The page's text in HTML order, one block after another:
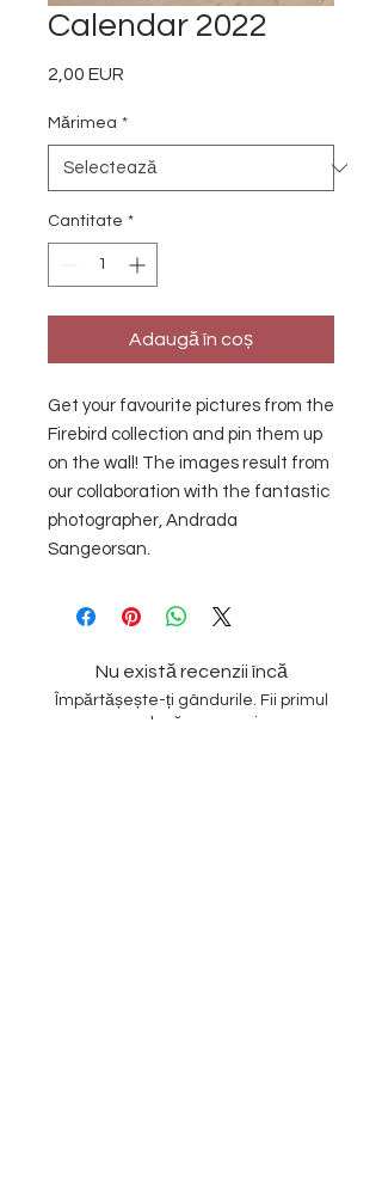
Calendar 2022
2,00 EUR
Mărimea *
Cantitate *
Adaugă în coș
Get your favourite pictures from the
Firebird collection and pin them up
on the wall! The images result from
our collaboration with the fantastic
photographer, Andrada
Sangeorsan.
Nu există recenzii încă
Împărtășește-ți gândurile. Fii primul
care lasă o recenzie.